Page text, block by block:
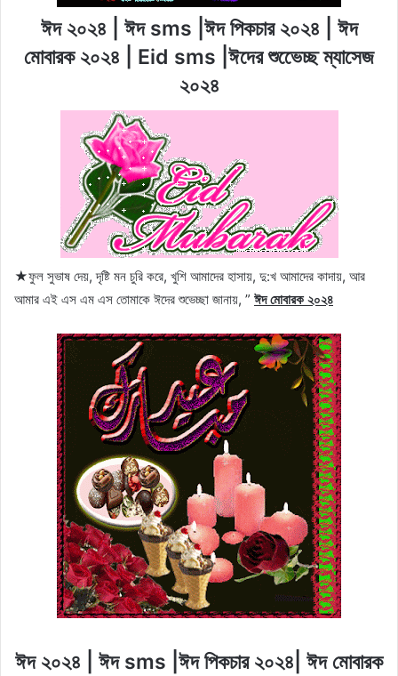
ঈদ ২০২৪ | ঈদ sms |ঈদ পিকচার ২০২৪ | ঈদ
মোবারক ২০২৪ | Eid sms |ঈদের শুভেেচ্ছ ম্যাসেজ
২০২৪
★ফুল সুভাষ দেয়, দৃষ্টি মন চুরি করে, খুশি আমাদের হাসায়, দু:খ আমাদের কাদায়, আর
আমার এই এস এম এস তোমাকে ঈদের শুভেচ্ছা জানায়, ” ঈদ মোবারক ২০২৪
ঈদ ২০২৪ | ঈদ sms |ঈদ পিকচার ২০২৪| ঈদ মোবারক